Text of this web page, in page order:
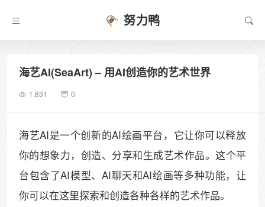
努力鸭
海艺AI(SeaArt) – 用AI创造你的艺术世界
1,831 0
海艺AI是一个创新的AI绘画平台，它让你可以释放
你的想象力，创造、分享和生成艺术作品。这个平
台包含了AI模型、AI聊天和AI绘画等多种功能，让
你可以在这里探索和创造各种各样的艺术作品。